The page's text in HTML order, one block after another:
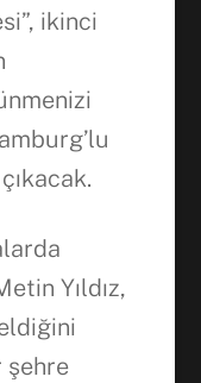
ikinci
Yıldız,
şehre